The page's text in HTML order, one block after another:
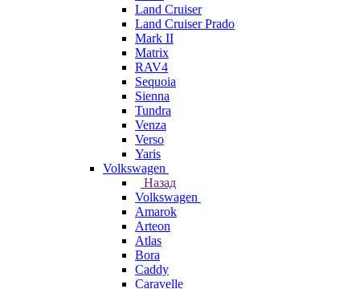
Land Cruiser
Land Cruiser Prado
Mark II
Matrix
RAV4
Sequoia
Sienna
Tundra
Venza
Verso
Yaris
Volkswagen
Назад
Volkswagen
Amarok
Arteon
Atlas
Bora
Caddy
Caravelle